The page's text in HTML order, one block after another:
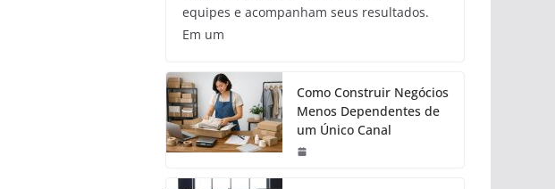
equipes e acompanham seus resultados.
Em um
Como Construir Negócios
Menos Dependentes de
um Único Canal